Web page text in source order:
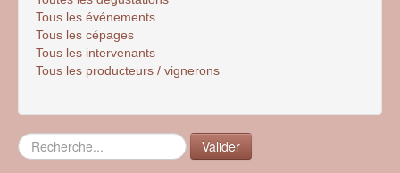
Tous les événements
Tous les cépages
Tous les intervenants
Tous les producteurs / vignerons
Rechercher Valider